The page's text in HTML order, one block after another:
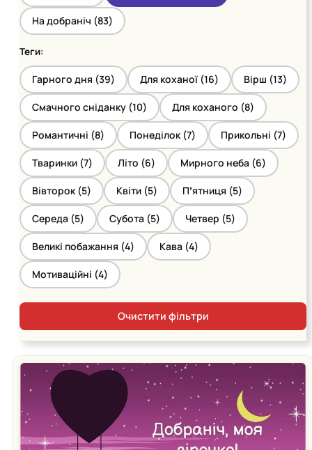
На добраніч (83)
Теги:
Гарного дня (39) Для коханої (16) Вірш (13)
Смачного сніданку (10) Для коханого (8)
Романтичні (8) Понеділок (7) Прикольні (7)
Тваринки (7) Літо (6) Мирного неба (6)
Вівторок (5) Квіти (5) Пʼятниця (5)
Середа (5) Субота (5) Четвер (5)
Великі побажання (4) Кава (4)
Мотиваційні (4)
Очистити фільтри